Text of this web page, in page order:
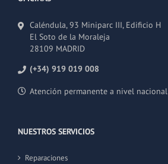
Caléndula, 93 Miniparc III, Edificio H
El Soto de la Moraleja
28109 MADRID
(+34) 919 019 008
Atención permanente a nivel nacional
NUESTROS SERVICIOS
Reparaciones